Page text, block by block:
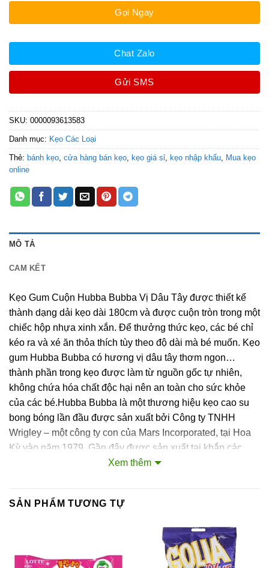
Gọi Ngay
Chat Zalo
Gửi SMS
SKU: 0000093613583
Danh mục: Kẹo Các Loại
Thẻ: bánh kẹo, cửa hàng bán kẹo, kẹo giá sỉ, kẹo nhập khẩu, Mua kẹo
online
MÔ TẢ
CAM KẾT
Kẹo Gum Cuộn Hubba Bubba Vị Dâu Tây được thiết kế
thành dạng dải kẹo dài 180cm và được cuộn tròn trong một
chiếc hộp nhựa xinh xắn. Để thưởng thức kẹo, các bé chỉ
kéo ra và xé ăn thỏa thích tùy theo độ dài mà bé muốn. Kẹo
gum Hubba Bubba có hương vị dâu tây thơm ngon…
thành phần trong kẹo được làm từ nguồn gốc tự nhiên,
không chứa hóa chất độc hại nên an toàn cho sức khỏe
của các bé.Hubba Bubba là một thương hiệu kẹo cao su
bong bóng lần đầu được sản xuất bởi Công ty TNHH
Wrigley – một công ty con của Mars Incorporated, tại Hoa
Kỳ vào năm 1979. Gần đây được sản xuất tại khắp các
quốc gia và nổi tiếng trên toàn thế giới.Thành phần:
nhũ hóa-INS 322(i), chất điều chỉnh độ acid (INS 296, INS
chống oxy hóa-INS 321, màu thực phẩm tổng hợp-INS
129. Lưu ý: Aspartame: ‘Phenylketonurics có chứa
Xem thêm
SẢN PHẨM TƯƠNG TỰ